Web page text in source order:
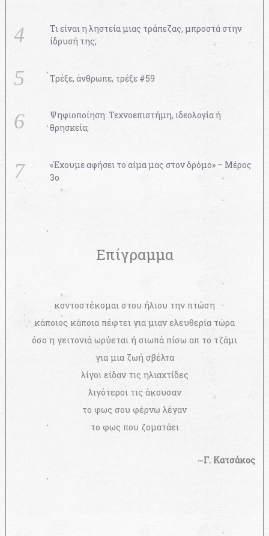
Τι είναι η ληστεία μιας τράπεζας, μπροστά στην
ίδρυσή της;
Τρέξε, άνθρωπε, τρέξε #59
Ψηφιοποίηση: Τεχνοεπιστήμη, ιδεολογία ή
θρησκεία;
«Έχουμε αφήσει το αίμα μας στον δρόμο» – Μέρος
3ο
Επίγραμμα
κοντοστέκομαι στου ήλιου την πτώση
κάποιος κάποια πέφτει για μιαν ελευθερία τώρα
όσο η γειτονιά ωρύεται ή σιωπά πίσω απ το τζάμι
για μια ζωή σβέλτα
λίγοι είδαν τις ηλιαχτίδες
λιγότεροι τις άκουσαν
το φως σου φέρνω λέγαν
το φως που ζοματάει
~Γ. Κατσάκος